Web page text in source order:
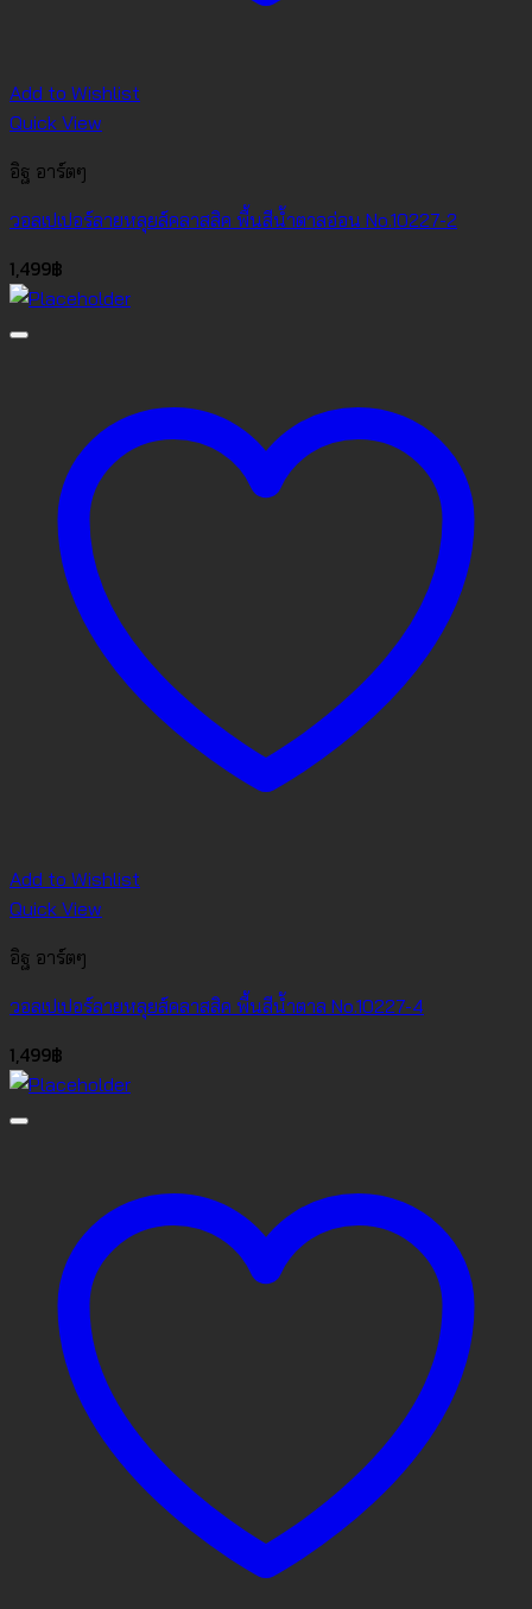
Add to Wishlist
Quick View
อิฐ อาร์ตๆ
วอลเปเปอร์ลายหลุยส์คลาสสิค พื้นสีน้ำตาลอ่อน No.10227-2
1,499฿
Add to Wishlist
Quick View
อิฐ อาร์ตๆ
วอลเปเปอร์ลายหลุยส์คลาสสิค พื้นสีน้ำตาล No.10227-4
1,499฿